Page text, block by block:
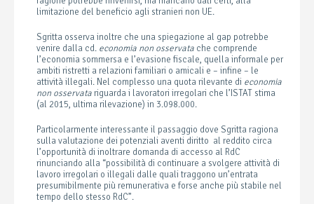
limitazione del beneficio agli stranieri non UE.
Sgritta osserva inoltre che una spiegazione al gap potrebbe
venire dalla cd. economia non osservata che comprende
l’economia sommersa e l’evasione fiscale, quella informale per
ambiti ristretti a relazioni familiari o amicali e – infine – le
attività illegali. Nel complesso una quota rilevante di economia
non osservatariguarda i lavoratori irregolari che l’ISTAT stima
(al 2015, ultima rilevazione) in 3.098.000.
Particolarmente interessante il passaggio dove Sgritta ragiona
sulla valutazione dei potenziali aventi diritto al reddito circa
l’opportunità di inoltrare domanda di accesso al RdC
rinunciando alla “possibilità di continuare a svolgere attività di
lavoro irregolari o illegali dalle quali traggono un’entrata
presumibilmente più remunerativa e forse anche più stabile nel
tempo dello stesso RdC”.